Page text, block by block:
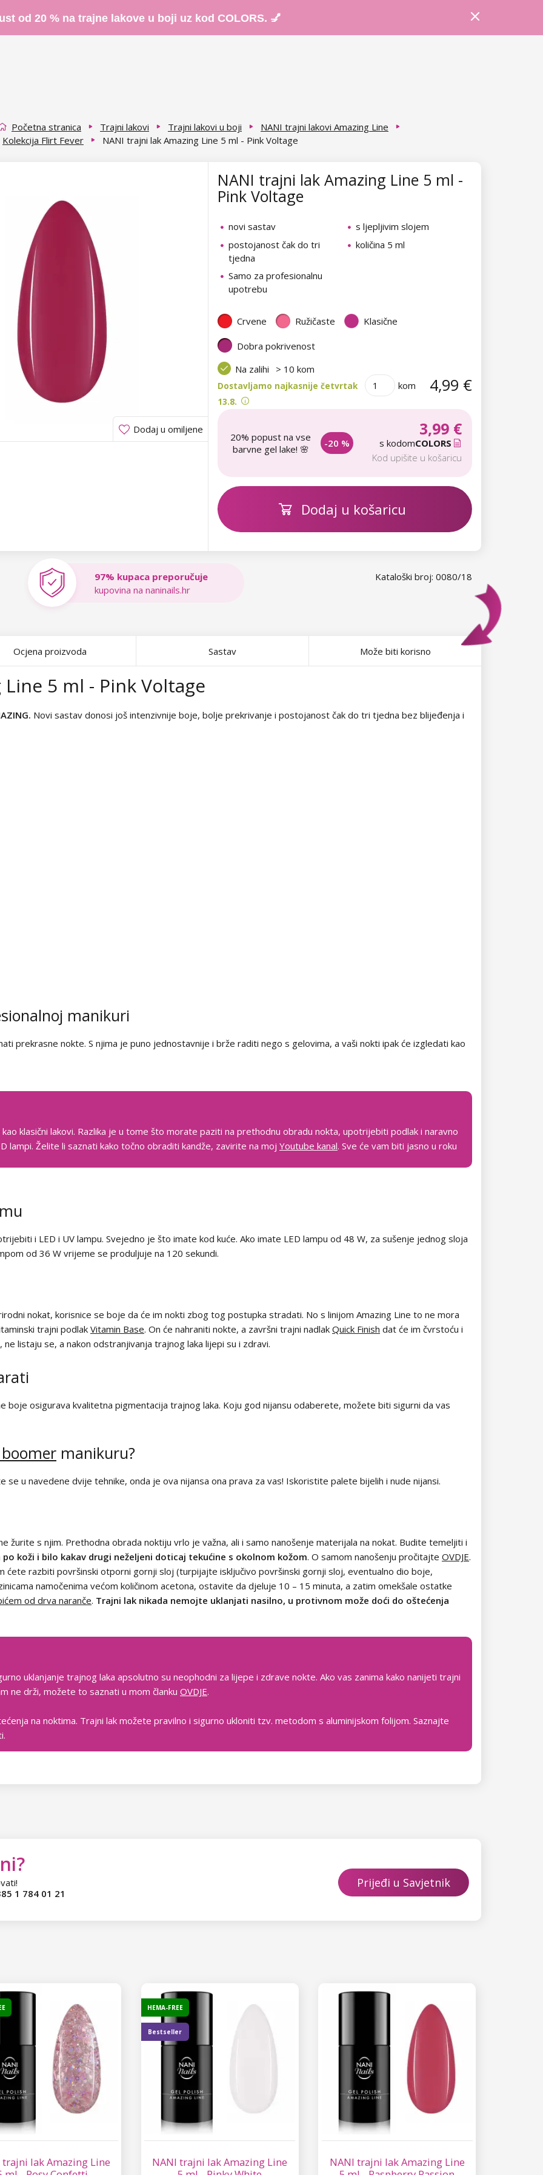
od 20 % na trajne lakove u boji uz kod COLORS. 💅
Početna stranica Trajni lakovi Trajni lakovi u boji
NANI trajni lakovi Amazing Line
Kolekcija Flirt Fever
NANI trajni lak Amazing Line 5 ml - Pink Voltage
Dodaj u omiljene
NANI trajni lak Amazing Line 5 ml -
Pink Voltage
novi sastav
s ljepljivim slojem
postojanost čak do tri
tjedna
količina 5 ml
Samo za profesionalnu
upotrebu
Crvene Ružičaste Klasične
Dobra pokrivenost
Na zalihi
> 10 kom
Dostavljamo najkasnije četvrtak
13.8.
kom 4,99 €
20% popust na vse
barvne gel lake! 🌸
-20 %
3,99 €
s kodomCOLORS
Kod upišite u košaricu
Dodaj u košaricu
Kataloški broj: 0080/18
97% kupaca preporučuje
kupovina na naninails.hr
5 ml - Pink Voltage
Novi sastav donosi još intenzivnije boje, bolje prekrivanje i postojanost čak do tri tjedna bez blijeđenja i
manikuri
prekrasne nokte. S njima je puno jednostavnije i brže raditi nego s gelovima, a vaši nokti ipak će izgledati kao
klasični lakovi. Razlika je u tome što morate paziti na prethodnu obradu nokta, upotrijebiti podlak i naravno
lampi. Želite li saznati kako točno obraditi kandže, zavirite na moj Youtube kanal. Sve će vam biti jasno u roku
i LED i UV lampu. Svejedno je što imate kod kuće. Ako imate LED lampu od 48 W, za sušenje jednog sloja
od 36 W vrijeme se produljuje na 120 sekundi.
nokat, korisnice se boje da će im nokti zbog tog postupka stradati. No s linijom Amazing Line to ne mora
trajni podlak Vitamin Base. On će nahraniti nokte, a završni trajni nadlak Quick Finish dat će im čvrstoću i
listaju se, a nakon odstranjivanja trajnog laka lijepi su i zdravi.
boje osigurava kvalitetna pigmentacija trajnog laka. Koju god nijansu odaberete, možete biti sigurni da vas
manikuru?
se u navedene dvije tehnike, onda je ova nijansa ona prava za vas! Iskoristite palete bijelih i nude nijansi.
žurite s njim. Prethodna obrada noktiju vrlo je važna, ali i samo nanošenje materijala na nokat. Budite temeljiti i
koži i bilo kakav drugi neželjeni doticaj tekućine s okolnom kožom. O samom nanošenju pročitajte OVDJE.
ćete razbiti površinski otporni gornji sloj (turpijajte isključivo površinski gornji sloj, eventualno dio boje,
namočenima većom količinom acetona, ostavite da djeluje 10 – 15 minuta, a zatim omekšale ostatke
od drva naranče. Trajni lak nikada nemojte uklanjati nasilno, u protivnom može doći do oštećenja
uklanjanje trajnog laka apsolutno su neophodni za lijepe i zdrave nokte. Ako vas zanima kako nanijeti trajni
ne drži, možete to saznati u mom članku OVDJE.
na noktima. Trajni lak možete pravilno i sigurno ukloniti tzv. metodom s aluminijskom folijom. Saznajte
Ocjena proizvoda Sastav Može biti korisno
1 784 01 21
Prijeđi u Savjetnik
trajni lak Amazing Line
NANI trajni lak Amazing Line
HEMA-FREE
Bestseller
NANI trajni lak Amazing Line